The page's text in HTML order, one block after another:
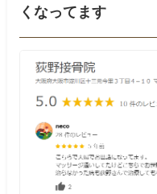
くなってます